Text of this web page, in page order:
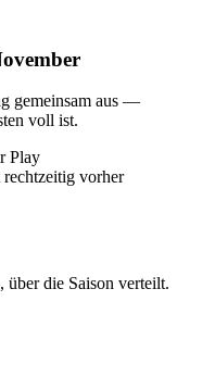
gemeinsam aus —
voll ist.
Play
vorher
über die Saison verteilt.